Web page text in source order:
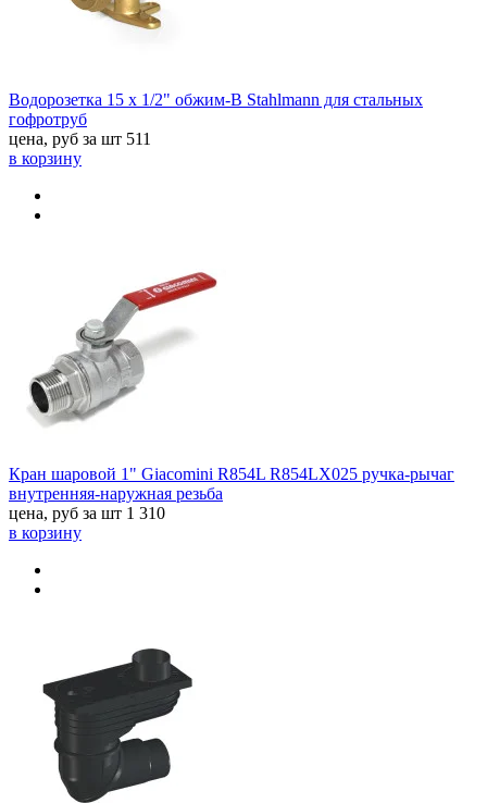
Водорозетка 15 х 1/2" обжим-В Stahlmann для стальных
гофротруб
цена, руб за шт 511
в корзину
Кран шаровой 1" Giacomini R854L R854LX025 ручка-рычаг
внутренняя-наружная резьба
цена, руб за шт 1 310
в корзину